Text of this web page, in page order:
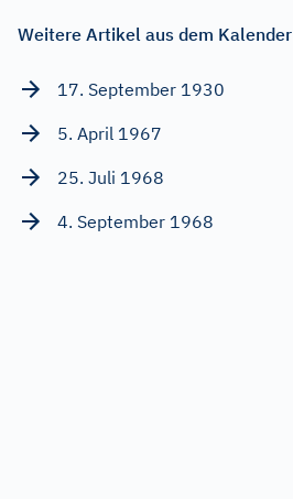
Weitere Artikel aus dem Kalender
17. September 1930
5. April 1967
25. Juli 1968
4. September 1968